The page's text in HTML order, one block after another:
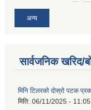
अन्य
सार्वजनिक खरिद/
मिनि टिलरको दोस्रो पटक
मिति: 06/11/2025 - 11:05